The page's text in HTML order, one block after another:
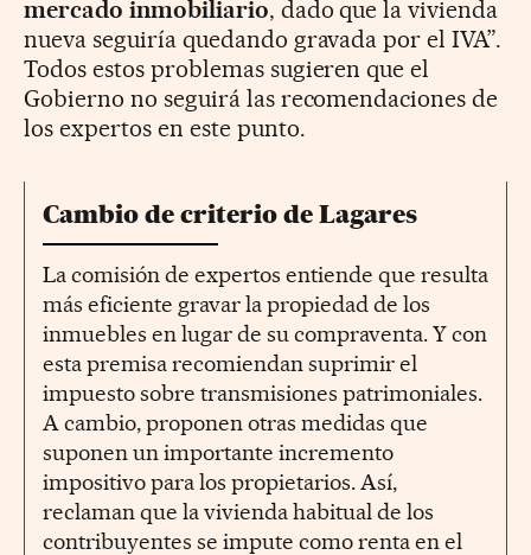
mercado inmobiliario, dado que la vivienda
nueva seguiría quedando gravada por el IVA”.
Todos estos problemas sugieren que el
Gobierno no seguirá las recomendaciones de
los expertos en este punto.
Cambio de criterio de Lagares
La comisión de expertos entiende que resulta
más eficiente gravar la propiedad de los
inmuebles en lugar de su compraventa. Y con
esta premisa recomiendan suprimir el
impuesto sobre transmisiones patrimoniales.
A cambio, proponen otras medidas que
suponen un importante incremento
impositivo para los propietarios. Así,
reclaman que la vivienda habitual de los
contribuyentes se impute como renta en el